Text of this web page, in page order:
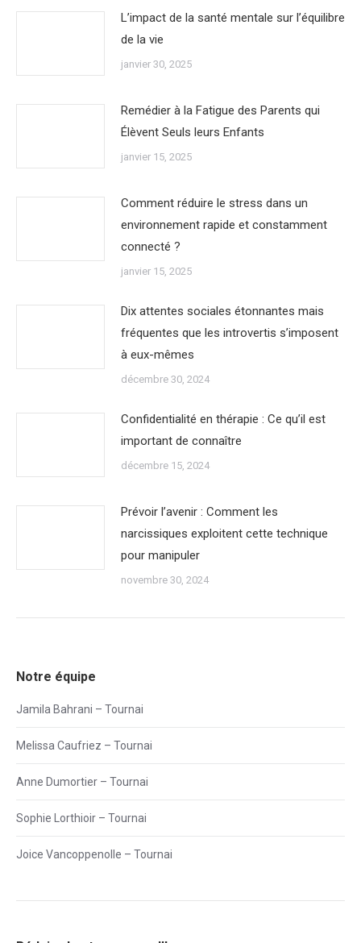
L’impact de la santé mentale sur l’équilibre
de la vie
janvier 30, 2025
Remédier à la Fatigue des Parents qui
Élèvent Seuls leurs Enfants
janvier 15, 2025
Comment réduire le stress dans un
environnement rapide et constamment
connecté ?
janvier 15, 2025
Dix attentes sociales étonnantes mais
fréquentes que les introvertis s’imposent
à eux-mêmes
décembre 30, 2024
Confidentialité en thérapie : Ce qu’il est
important de connaître
décembre 15, 2024
Prévoir l’avenir : Comment les
narcissiques exploitent cette technique
pour manipuler
novembre 30, 2024
Notre équipe
Jamila Bahrani – Tournai
Melissa Caufriez – Tournai
Anne Dumortier – Tournai
Sophie Lorthioir – Tournai
Joice Vancoppenolle – Tournai